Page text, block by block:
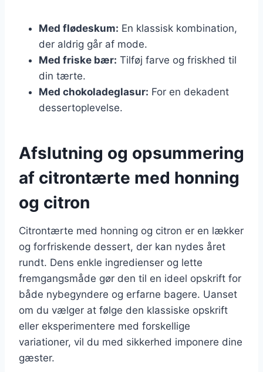
Med flødeskum: En klassisk kombination,
der aldrig går af mode.
Med friske bær: Tilføj farve og friskhed til
din tærte.
Med chokoladeglasur: For en dekadent
dessertoplevelse.
Afslutning og opsummering
af citrontærte med honning
og citron
Citrontærte med honning og citron er en lækker
og forfriskende dessert, der kan nydes året
rundt. Dens enkle ingredienser og lette
fremgangsmåde gør den til en ideel opskrift for
både nybegyndere og erfarne bagere. Uanset
om du vælger at følge den klassiske opskrift
eller eksperimentere med forskellige
variationer, vil du med sikkerhed imponere dine
gæster.